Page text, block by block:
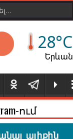
28°C
Երևան
ում